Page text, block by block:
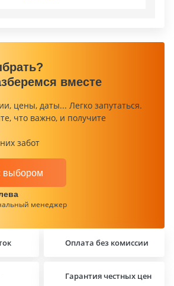
вместе
цены, даты... Легко запутаться.
что важно, и получите
забот
выбором
менеджер
Оплата без комиссии
Гарантия честных цен